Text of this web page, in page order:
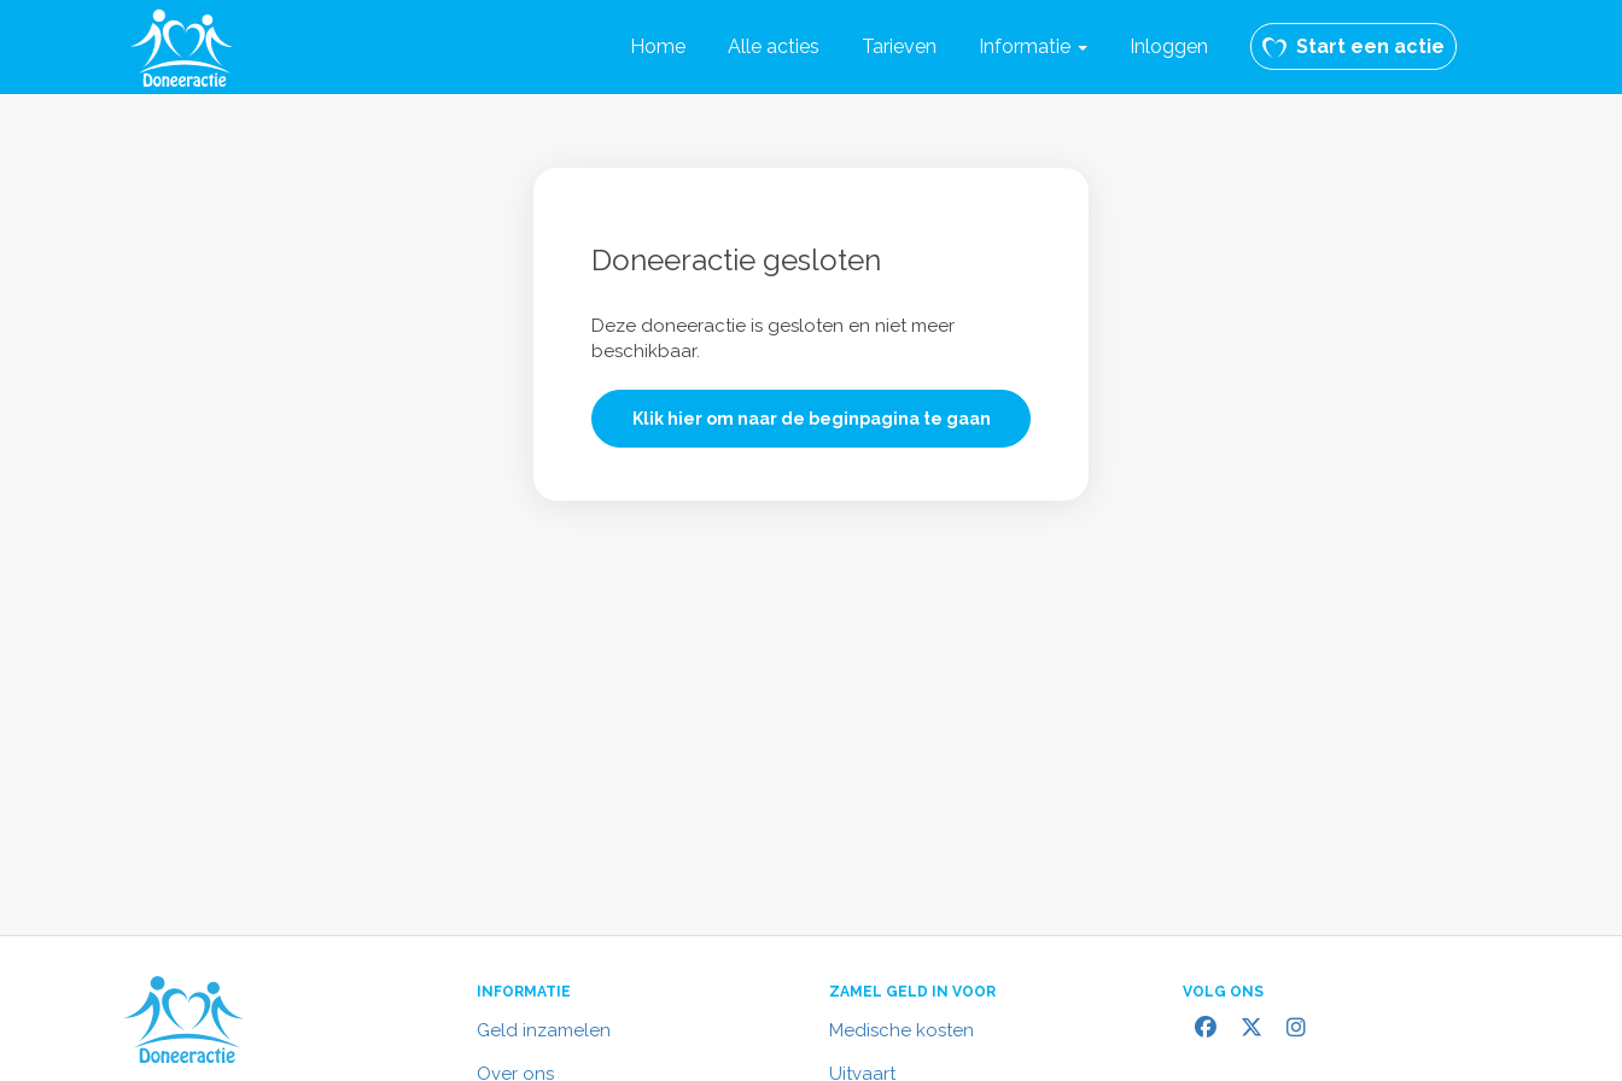
Home Alle acties Tarieven Informatie Inloggen Start een actie
Doneeractie gesloten
Deze doneeractie is gesloten en niet meer
beschikbaar.
Klik hier om naar de beginpagina te gaan
INFORMATIE
Geld inzamelen
Over ons
ZAMEL GELD IN VOOR
Medische kosten
Uitvaart
VOLG ONS